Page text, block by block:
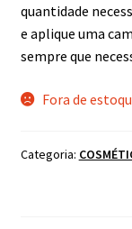
quantidade
e aplique uma
sempre que
Fora de
Categoria: